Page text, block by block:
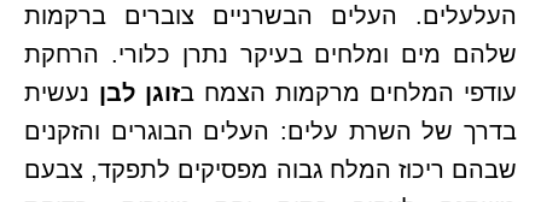
העלעלים. העלים הבשרניים צוברים ברקמות
שלהם מים ומלחים בעיקר נתרן כלורי. הרחקת
עודפי המלחים מרקמות הצמח בזוגן לבן נעשית
בדרך של השרת עלים: העלים הבוגרים והזקנים
שבהם ריכוז המלח גבוה מפסיקים לתפקד, צבעם